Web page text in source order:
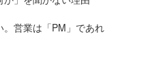
営業は「PM」であれ